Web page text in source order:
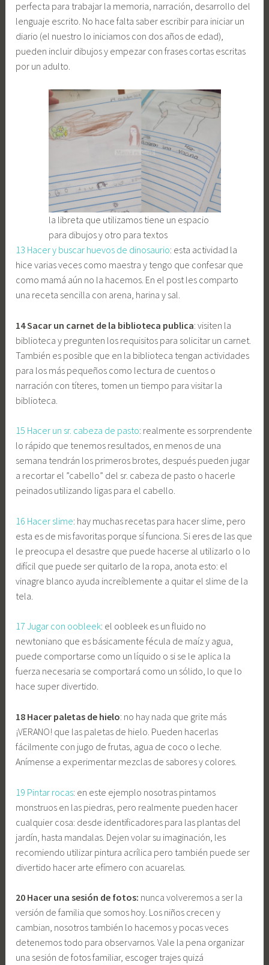
perfecta para trabajar la memoria, narración, desarrollo del
lenguaje escrito. No hace falta saber escribir para iniciar un
diario (el nuestro lo iniciamos con dos años de edad),
pueden incluir dibujos y empezar con frases cortas escritas
por un adulto.
la libreta que utilizamos tiene un espacio
para dibujos y otro para textos
13 Hacer y buscar huevos de dinosaurio: esta actividad la
hice varias veces como maestra y tengo que confesar que
como mamá aún no la hacemos. En el post les comparto
una receta sencilla con arena, harina y sal.
14 Sacar un carnet de la biblioteca publica: visiten la
biblioteca y pregunten los requisitos para solicitar un carnet.
También es posible que en la biblioteca tengan actividades
para los más pequeños como lectura de cuentos o
narración con títeres, tomen un tiempo para visitar la
biblioteca.
15 Hacer un sr. cabeza de pasto: realmente es sorprendente
lo rápido que tenemos resultados, en menos de una
semana tendrán los primeros brotes, después pueden jugar
a recortar el ”cabello” del sr. cabeza de pasto o hacerle
peinados utilizando ligas para el cabello.
16 Hacer slime: hay muchas recetas para hacer slime, pero
esta es de mis favoritas porque sí funciona. Si eres de las que
le preocupa el desastre que puede hacerse al utilizarlo o lo
difícil que puede ser quitarlo de la ropa, anota esto: el
vinagre blanco ayuda increíblemente a quitar el slime de la
tela.
17 Jugar con oobleek: el oobleek es un fluido no
newtoniano que es básicamente fécula de maíz y agua,
puede comportarse como un líquido o si se le aplica la
fuerza necesaria se comportará como un sólido, lo que lo
hace super divertido.
18 Hacer paletas de hielo: no hay nada que grite más
¡VERANO! que las paletas de hielo. Pueden hacerlas
fácilmente con jugo de frutas, agua de coco o leche.
Anímense a experimentar mezclas de sabores y colores.
19 Pintar rocas: en este ejemplo nosotras pintamos
monstruos en las piedras, pero realmente pueden hacer
cualquier cosa: desde identificadores para las plantas del
jardín, hasta mandalas. Dejen volar su imaginación, les
recomiendo utilizar pintura acrílica pero también puede ser
divertido hacer arte efímero con acuarelas.
20 Hacer una sesión de fotos: nunca volveremos a ser la
versión de familia que somos hoy. Los niños crecen y
cambian, nosotros también lo hacemos y pocas veces
detenemos todo para observarnos. Vale la pena organizar
una sesión de fotos familiar, escoger trajes quizá